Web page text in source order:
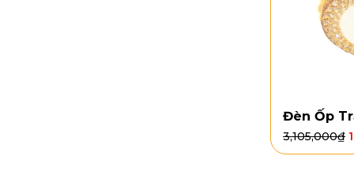
Đèn Ốp
3,105,000₫